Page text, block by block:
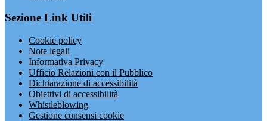
Sezione Link Utili
Cookie policy
Note legali
Informativa Privacy
Ufficio Relazioni con il Pubblico
Dichiarazione di accessibilità
Obiettivi di accessibilità
Whistleblowing
Gestione consensi cookie